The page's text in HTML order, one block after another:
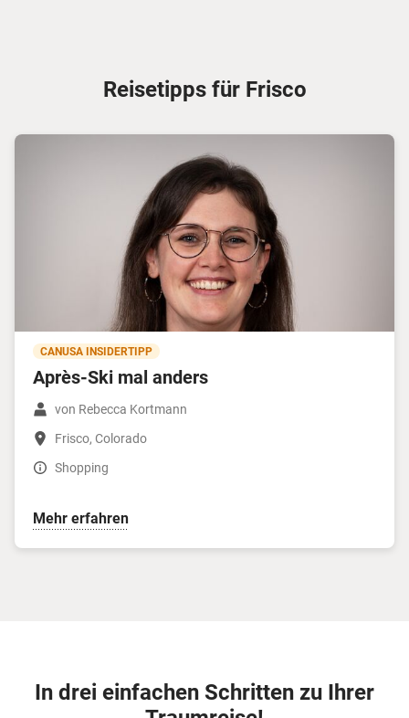
Reisetipps für Frisco
CANUSA INSIDERTIPP
Après-Ski mal anders
von Rebecca Kortmann
Frisco, Colorado
Shopping
Mehr erfahren
In drei einfachen Schritten zu Ihrer